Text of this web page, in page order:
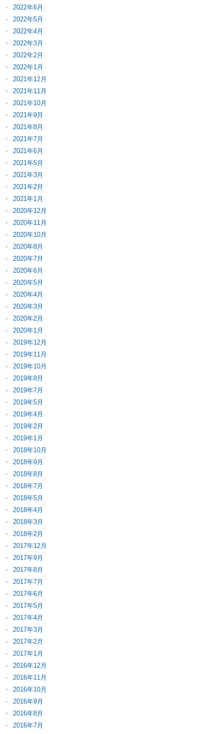
2022年6月
2022年5月
2022年4月
2022年3月
2022年2月
2022年1月
2021年12月
2021年11月
2021年10月
2021年9月
2021年8月
2021年7月
2021年6月
2021年5月
2021年3月
2021年2月
2021年1月
2020年12月
2020年11月
2020年10月
2020年8月
2020年7月
2020年6月
2020年5月
2020年4月
2020年3月
2020年2月
2020年1月
2019年12月
2019年11月
2019年10月
2019年8月
2019年7月
2019年5月
2019年4月
2019年2月
2019年1月
2018年10月
2018年9月
2018年8月
2018年7月
2018年5月
2018年4月
2018年3月
2018年2月
2017年12月
2017年9月
2017年8月
2017年7月
2017年6月
2017年5月
2017年4月
2017年3月
2017年2月
2017年1月
2016年12月
2016年11月
2016年10月
2016年9月
2016年8月
2016年7月